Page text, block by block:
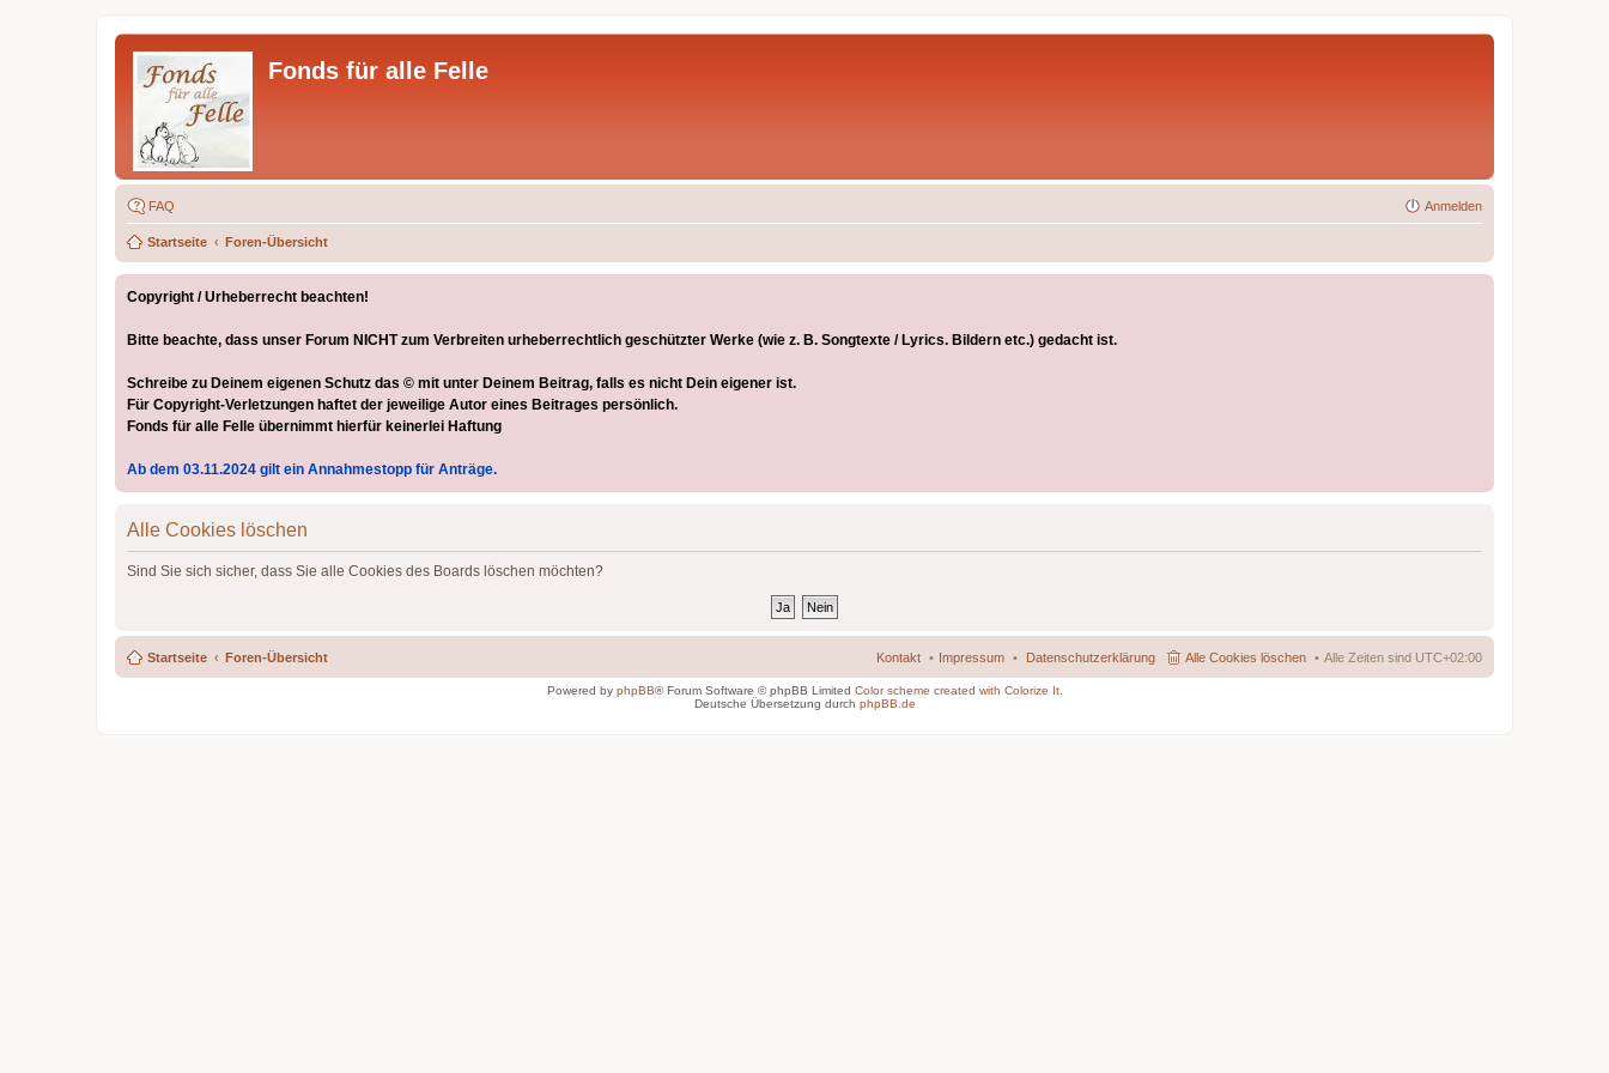
Fonds für alle Felle
FAQ Anmelden
Startseite Foren-Übersicht
Copyright / Urheberrecht beachten!
Bitte beachte, dass unser Forum NICHT zum Verbreiten urheberrechtlich geschützter Werke (wie z. B. Songtexte / Lyrics. Bildern etc.) gedacht ist.
Schreibe zu Deinem eigenen Schutz das © mit unter Deinem Beitrag, falls es nicht Dein eigener ist.
Für Copyright-Verletzungen haftet der jeweilige Autor eines Beitrages persönlich.
Fonds für alle Felle übernimmt hierfür keinerlei Haftung
Ab dem 03.11.2024 gilt ein Annahmestopp für Anträge.
Alle Cookies löschen
Sind Sie sich sicher, dass Sie alle Cookies des Boards löschen möchten?
Startseite Foren-Übersicht Alle Zeiten sind UTC+02:00
Alle Cookies löschen
Datenschutzerklärung
Impressum
Kontakt
Powered by phpBB® Forum Software © phpBB Limited Color scheme created with Colorize It.
Deutsche Übersetzung durch phpBB.de